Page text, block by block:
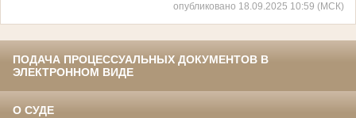
опубликовано 18.09.2025 10:59 (МСК)
ПОДАЧА ПРОЦЕССУАЛЬНЫХ ДОКУМЕНТОВ В
ЭЛЕКТРОННОМ ВИДЕ
О СУДЕ